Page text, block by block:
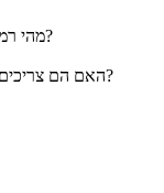
מהי רמת המיומנות הטכנית שלהם או מומחיות נושא?
האם הם צריכים נקודת ממשק לחץ או הם יהיו תצורה ותכנות?